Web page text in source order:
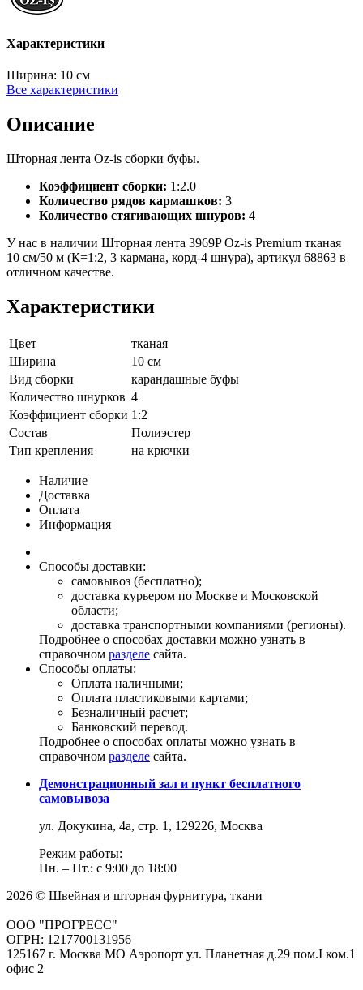
Характеристики
Ширина: 10 см
Все характеристики
Описание
Шторная лента Oz-is сборки буфы.
Коэффициент сборки: 1:2.0
Количество рядов кармашков: 3
Количество стягивающих шнуров: 4
У нас в наличии Шторная лента 3969P Oz-is Premium тканая
10 см/50 м (К=1:2, 3 кармана, корд-4 шнура), артикул 68863 в
отличном качестве.
Характеристики
Цвет
тканая
Ширина
10 см
Вид сборки
карандашные буфы
Количество шнурков 4
Коэффициент сборки 1:2
Состав
Полиэстер
Тип крепления
на крючки
Наличие
Доставка
Оплата
Информация
Способы доставки:
самовывоз (бесплатно);
доставка курьером по Москве и Московской
области;
доставка транспортными компаниями (регионы).
Подробнее о способах доставки можно узнать в
справочном разделе сайта.
Способы оплаты:
Оплата наличными;
Оплата пластиковыми картами;
Безналичный расчет;
Банковский перевод.
Подробнее о способах оплаты можно узнать в
справочном разделе сайта.
Демонстрационный зал и пункт бесплатного
самовывоза
ул. Докукина, 4а, стр. 1, 129226, Москва
Режим работы:
Пн. – Пт.: с 9:00 до 18:00
2026 © Швейная и шторная фурнитура, ткани
ООО "ПРОГРЕСС"
ОГРН: 1217700131956
125167 г. Москва МО Аэропорт ул. Планетная д.29 пом.I ком.1
офис 2